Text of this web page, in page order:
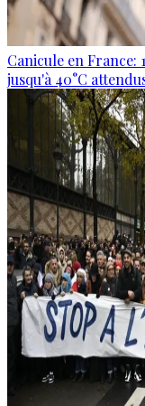
Canicule en France:
jusqu'à 40°C